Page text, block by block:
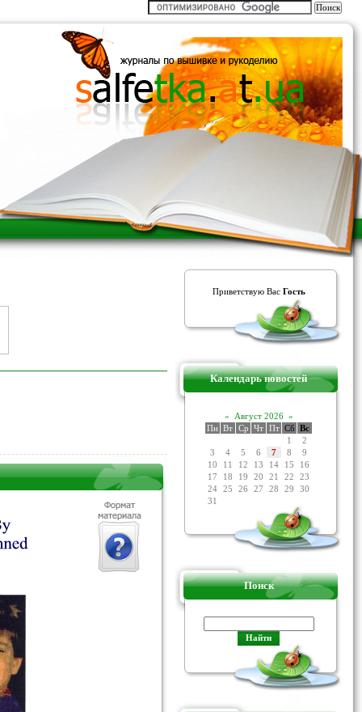
Приветствую Вас Гость
Календарь новостей
« Август 2026 »
Пн Вт Ср Чт Пт Сб Вс
1
2
3
4 5 6 7 8
9
10
11 12 13 14 15
16
17
18 19 20 21 22
23
24 25 26 27 28 29
30
31
Поиск